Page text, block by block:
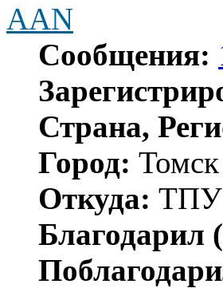
AAN
Сообщения:
Страна,
Город: Томск
Откуда: ТПУ
Благодарил